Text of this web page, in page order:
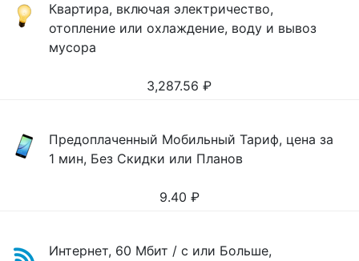
Квартира, включая электричество,
отопление или охлаждение, воду и вывоз
мусора
3,287.56 ₽
Предоплаченный Мобильный Тариф, цена за
1 мин, Без Скидки или Планов
9.40 ₽
Интернет, 60 Мбит / с или Больше,